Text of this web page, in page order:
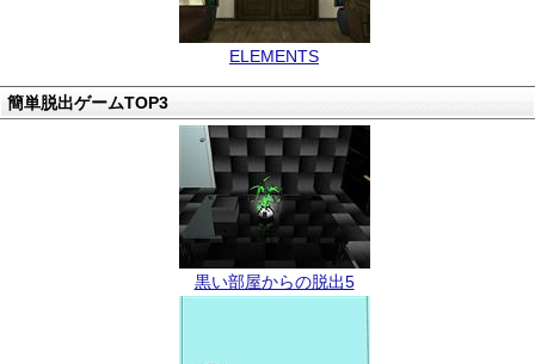
ELEMENTS
簡単脱出ゲームTOP3
黒い部屋からの脱出5